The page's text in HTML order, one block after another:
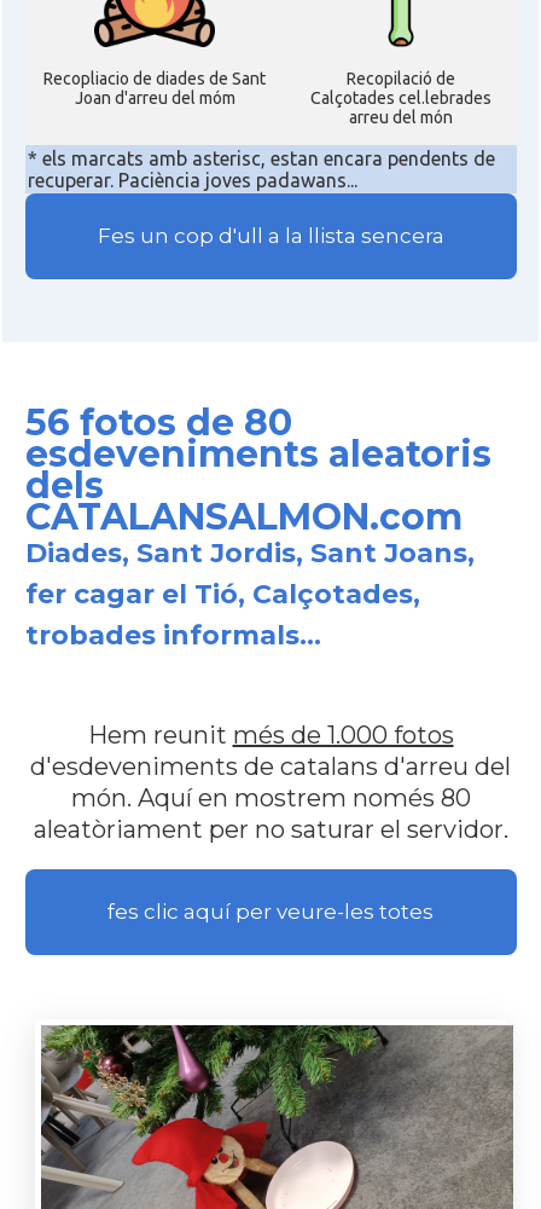
Recopliacio de diades de Sant
Joan d'arreu del móm
Recopilació de
Calçotades cel.lebrades
arreu del món
* els marcats amb asterisc, estan encara pendents de
recuperar. Paciència joves padawans...
Fes un cop d'ull a la llista sencera
56 fotos de 80
esdeveniments aleatoris
dels
CATALANSALMON.com
Diades, Sant Jordis, Sant Joans,
fer cagar el Tió, Calçotades,
trobades informals...
Hem reunit més de 1.000 fotos
d'esdeveniments de catalans d'arreu del
món. Aquí en mostrem només 80
aleatòriament per no saturar el servidor.
fes clic aquí per veure-les totes